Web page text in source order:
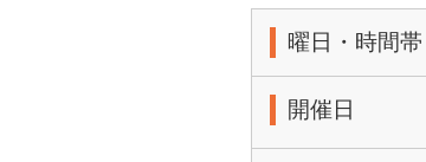
曜日・時間帯
開催日